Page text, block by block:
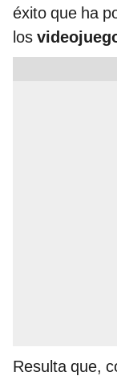
éxito que ha
los
Resulta que,